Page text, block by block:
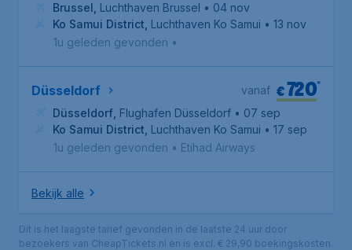
Brussel Luchthaven Brussel • 04 nov
Ko Samui District Luchthaven Ko Samui • 13 nov
1u geleden gevonden •
Düsseldorf €720*
vanaf
Düsseldorf Flughafen Düsseldorf • 07 sep
Ko Samui District Luchthaven Ko Samui • 17 sep
1u geleden gevonden • Etihad Airways
Bekijk alle
Dit is het laagste tarief gevonden in de laatste 24 uur door
bezoekers van CheapTickets.nl en is excl. € 29,90 boekingskosten.